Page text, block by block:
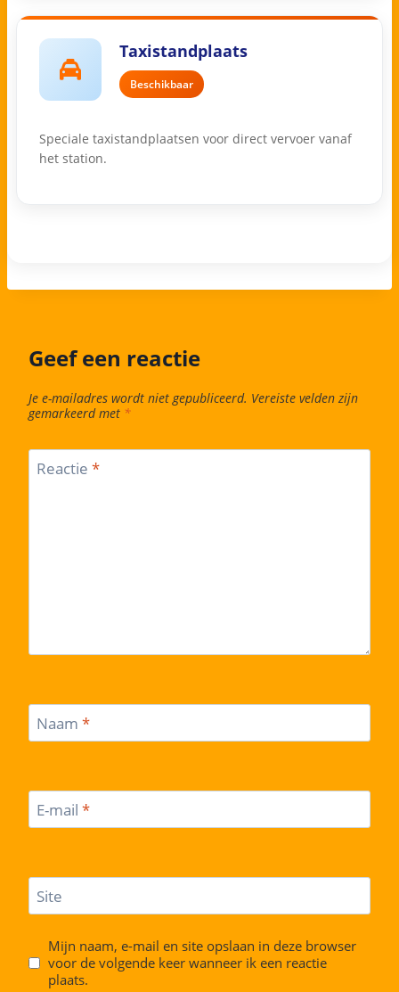
Taxistandplaats
Beschikbaar
Speciale taxistandplaatsen voor direct vervoer vanaf
het station.
Geef een reactie
Je e-mailadres wordt niet gepubliceerd. Vereiste velden zijn
gemarkeerd met *
Reactie *
Naam *
E-mail *
Site
Mijn naam, e-mail en site opslaan in deze browser
voor de volgende keer wanneer ik een reactie
plaats.